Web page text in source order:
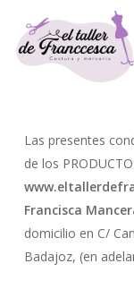
main
Las presentes
de los
Francisca
domicilio en C/
Badajoz, (en